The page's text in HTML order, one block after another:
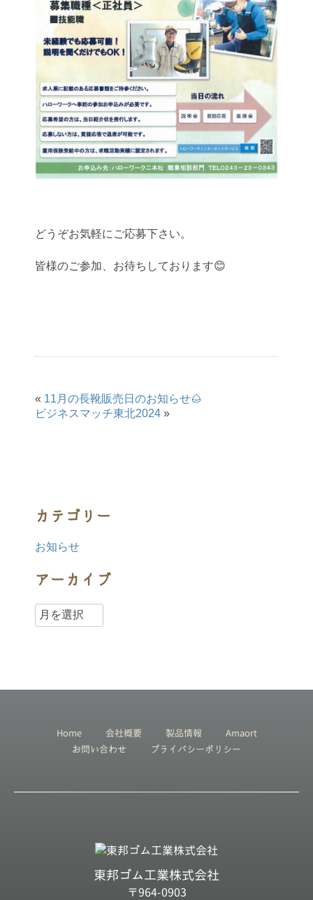
どうぞお気軽にご応募下さい。
皆様のご参加、お待ちしております😊
« 11月の長靴販売日のお知らせ🌰
ビジネスマッチ東北2024 »
カテゴリー
お知らせ
アーカイブ
Home 会社概要 製品情報
Amaort
お問い合わせ
プライバシーポリシー
東邦ゴム工業株式会社
〒964-0903